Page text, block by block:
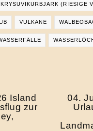
(RIESIGE
VULKANE
Island
zur
04.